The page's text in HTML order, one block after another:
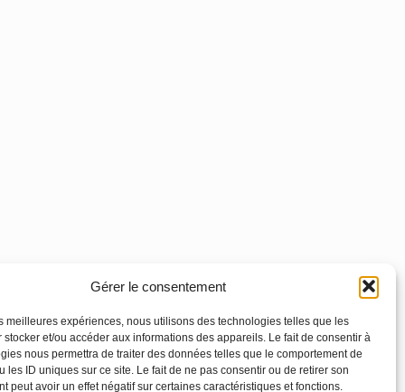
Gérer le consentement
meilleures expériences, nous utilisons des technologies telles que les
stocker et/ou accéder aux informations des appareils. Le fait de consentir à
nous permettra de traiter des données telles que le comportement de
les ID uniques sur ce site. Le fait de ne pas consentir ou de retirer son
peut avoir un effet négatif sur certaines caractéristiques et fonctions.